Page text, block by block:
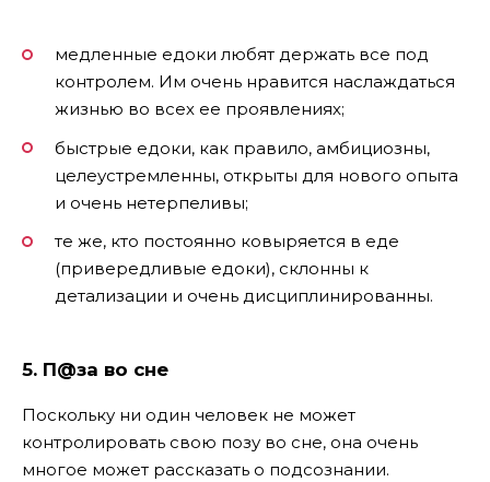
медленные едоки любят держать все под
контролем. Им очень нравится наслаждаться
жизнью во всех ее проявлениях;
быстрые едоки, как правило, амбициозны,
целеустремленны, открыты для нового опыта
и очень нетерпеливы;
те же, кто постоянно ковыряется в еде
(привередливые едоки), склонны к
детализации и очень дисциплинированны.
5. П@за во сне
Поскольку ни один человек не может
контролировать свою позу во сне, она очень
многое может рассказать о подсознании.